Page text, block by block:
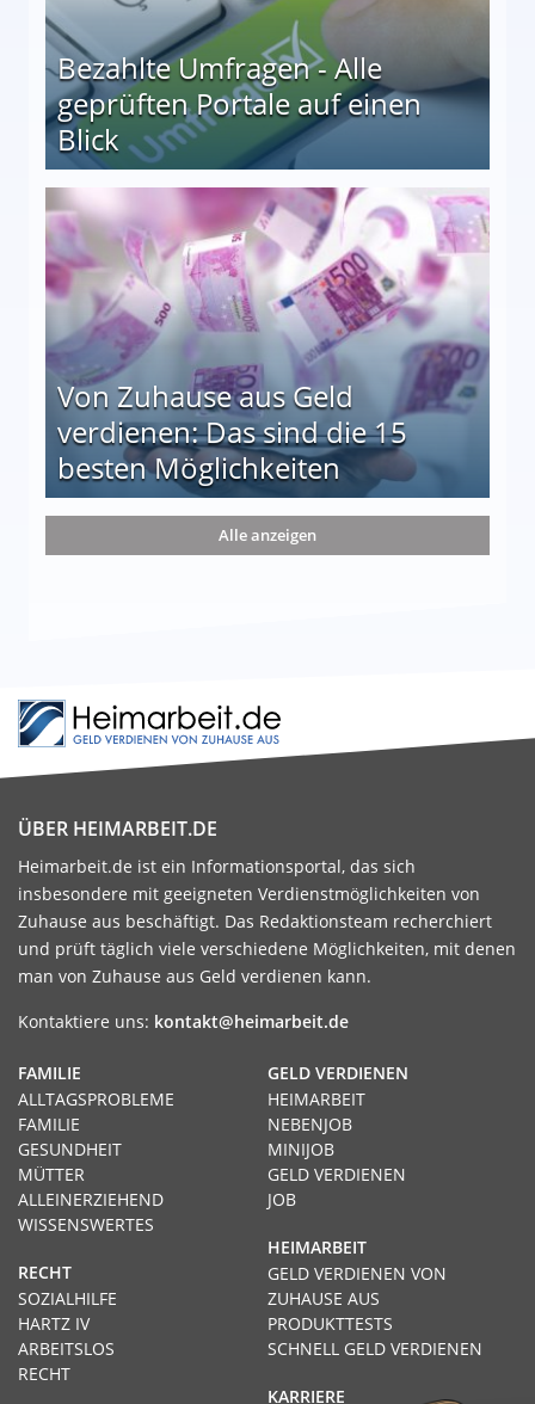
Bezahlte Umfragen - Alle
geprüften Portale auf einen
Blick
auf einen Blick
Von Zuhause aus Geld
verdienen: Das sind die 15
besten Möglichkeiten
die 15 besten Möglichkeiten
Alle anzeigen
ÜBER HEIMARBEIT.DE
Heimarbeit.de ist ein Informationsportal, das sich
insbesondere mit geeigneten Verdienstmöglichkeiten von
Zuhause aus beschäftigt. Das Redaktionsteam recherchiert
und prüft täglich viele verschiedene Möglichkeiten, mit denen
man von Zuhause aus Geld verdienen kann.
Kontaktiere uns: kontakt@heimarbeit.de
GELD VERDIENEN
HEIMARBEIT
NEBENJOB
MINIJOB
GELD VERDIENEN
JOB
HEIMARBEIT
GELD VERDIENEN VON
ZUHAUSE AUS
PRODUKTTESTS
SCHNELL GELD VERDIENEN
KARRIERE
FAMILIE
ALLTAGSPROBLEME
FAMILIE
GESUNDHEIT
MÜTTER
ALLEINERZIEHEND
WISSENSWERTES
RECHT
SOZIALHILFE
HARTZ IV
ARBEITSLOS
RECHT